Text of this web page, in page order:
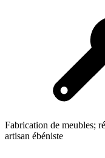
Fabrication de meubles;
artisan ébéniste